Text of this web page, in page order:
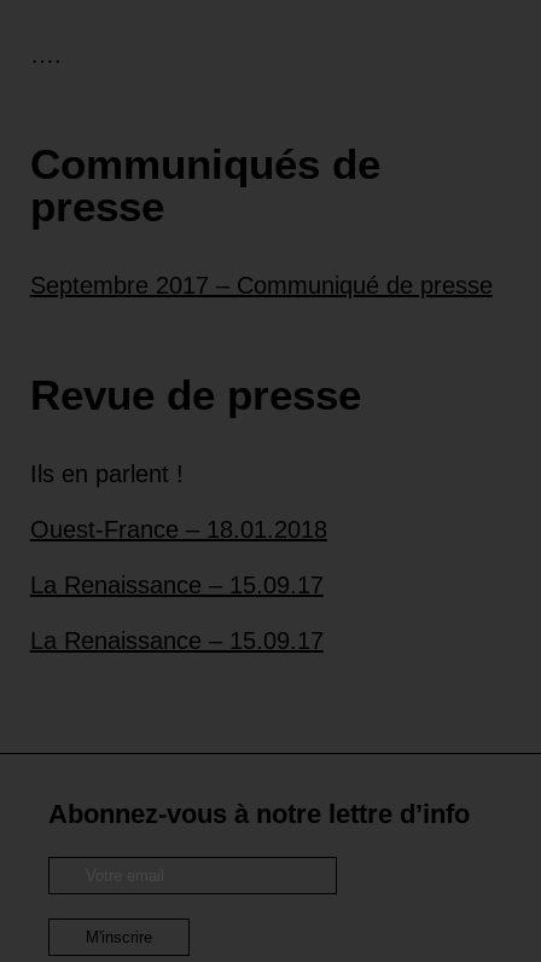
….
Communiqués de
presse
Septembre 2017 – Communiqué de presse
Revue de presse
Ils en parlent !
Ouest-France – 18.01.2018
La Renaissance – 15.09.17
La Renaissance – 15.09.17
Abonnez-vous à notre lettre d’info